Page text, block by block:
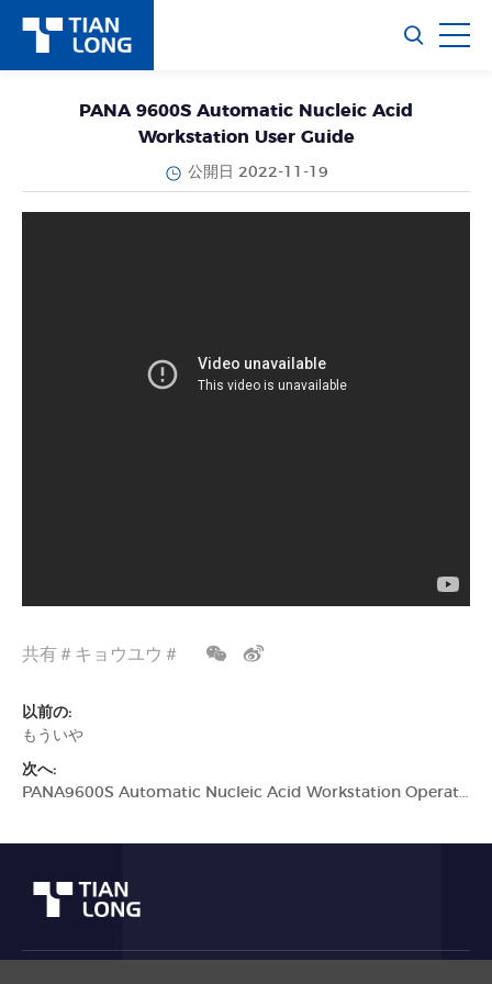
PANA 9600S Automatic Nucleic Acid
Workstation User Guide
公開日 2022-11-19
共有＃キョウユウ＃
以前の:
もういや
次へ:
PANA9600S Automatic Nucleic Acid Workstation Operation Demonstration